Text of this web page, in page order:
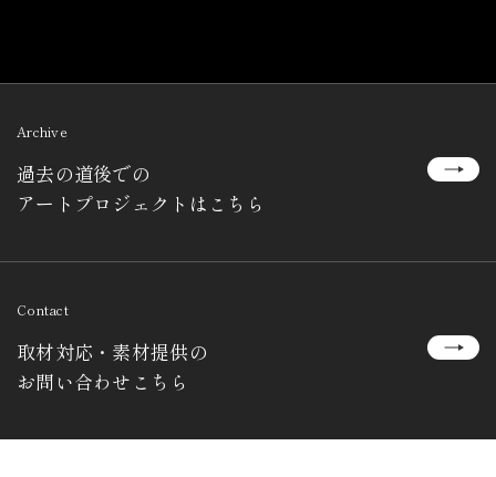
Archive
過去の道後での
アートプロジェクトはこちら
Contact
取材対応・素材提供の
お問い合わせこちら